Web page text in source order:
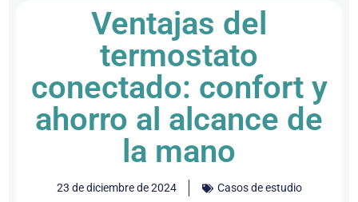
Ventajas del
termostato
conectado: confort y
ahorro al alcance de
la mano
23 de diciembre de 2024 Casos de estudio